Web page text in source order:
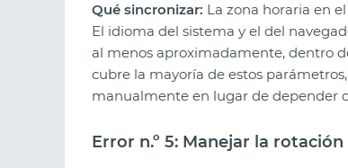
Qué sincronizar: La zona horaria en
El idioma del sistema y el del
al menos aproximadamente, dentro
cubre la mayoría de estos
manualmente en lugar de depender
Error n.º 5: Manejar la